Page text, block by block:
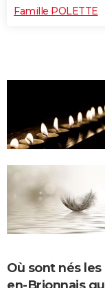
Famille POLETTE
Où sont nés
en-Brionnais